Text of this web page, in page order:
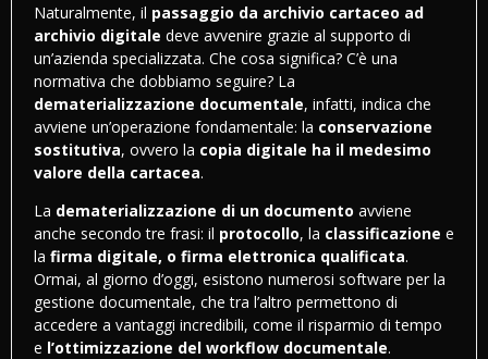
Naturalmente, il passaggio da archivio cartaceo ad
archivio digitale deve avvenire grazie al supporto di
un’azienda specializzata. Che cosa significa? C’è una
normativa che dobbiamo seguire? La
dematerializzazione documentale, infatti, indica che
avviene un’operazione fondamentale: la conservazione
sostitutiva, ovvero la copia digitale ha il medesimo
valore della cartacea.
La dematerializzazione di un documento avviene
anche secondo tre frasi: il protocollo, la classificazione e
la firma digitale, o firma elettronica qualificata.
Ormai, al giorno d’oggi, esistono numerosi software per la
gestione documentale, che tra l’altro permettono di
accedere a vantaggi incredibili, come il risparmio di tempo
e l’ottimizzazione del workflow documentale.